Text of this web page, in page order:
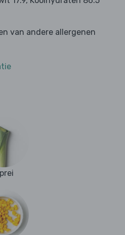
van andere allergenen